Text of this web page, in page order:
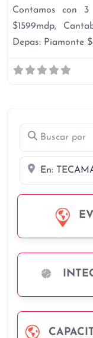
Buscar por
Cerca
Contamos con
$1599mdp,
Depas: Piamonte